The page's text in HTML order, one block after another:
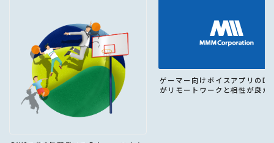
ゲーマー向けボイスアプリの
がリモートワークと相性が良か